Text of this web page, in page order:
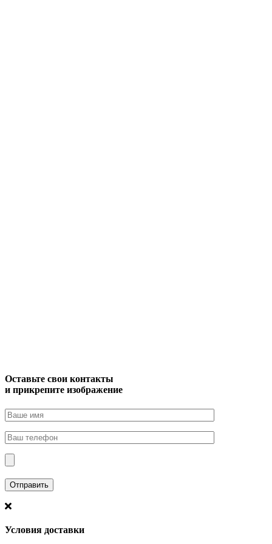
Оставьте свои контакты
и прикрепите изображение
Условия доставки